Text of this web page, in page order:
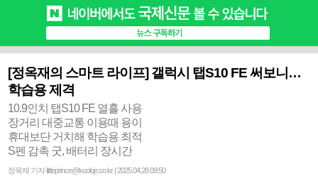
[정옥재의 스마트 라이프] 갤럭시 탭S10 FE 써보니…
학습용 제격
10.9인치 탭S10 FE 열흘 사용
장거리 대중교통 이용때 용이
휴대보단 거치해 학습용 최적
S펜 감촉 굿, 배터리 장시간
정옥재 기자 littleprince@kookje.co.kr | 2025.04.28 09:50